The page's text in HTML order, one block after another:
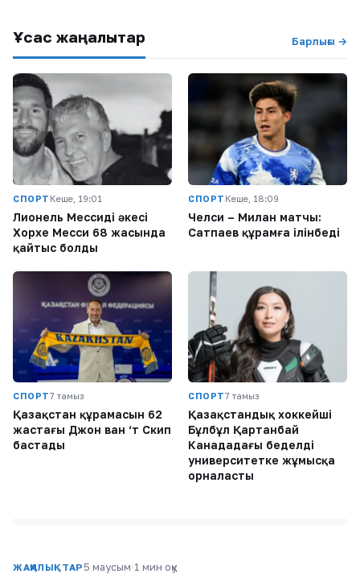
Ұқсас жаңалықтар Барлығы →
СПОРТ Кеше, 19:01
Лионель Мессидің әкесі
Хорхе Месси 68 жасында
қайтыс болды
СПОРТ Кеше, 18:09
Челси – Милан матчы:
Сатпаев құрамға ілінбеді
СПОРТ7 тамыз
Қазақстан құрамасын 62
жастағы Джон ван ‘т Скип
бастады
СПОРТ7 тамыз
Қазақстандық хоккейші
Бұлбұл Қартанбай
Канададағы беделді
университетке жұмысқа
орналасты
ЖАҢАЛЫҚТАР 5 маусым·1 мин оқу